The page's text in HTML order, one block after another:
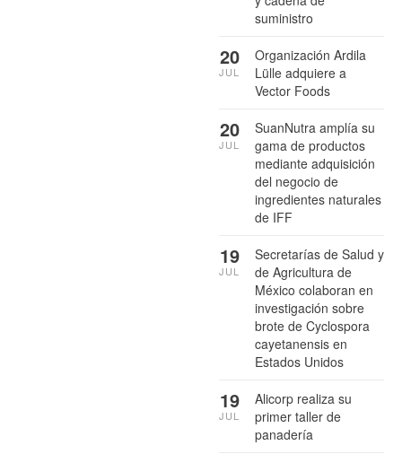
suministro
Organización Ardila
Lülle adquiere a
Vector Foods
20
JUL
SuanNutra amplía su
gama de productos
mediante adquisición
del negocio de
ingredientes naturales
de IFF
20
JUL
Secretarías de Salud y
de Agricultura de
México colaboran en
investigación sobre
brote de Cyclospora
cayetanensis en
Estados Unidos
19
JUL
Alicorp realiza su
primer taller de
panadería
19
JUL